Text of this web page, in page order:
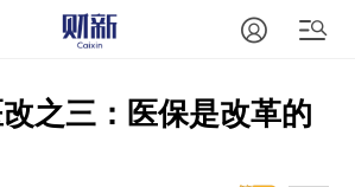
之三：医保是改革的